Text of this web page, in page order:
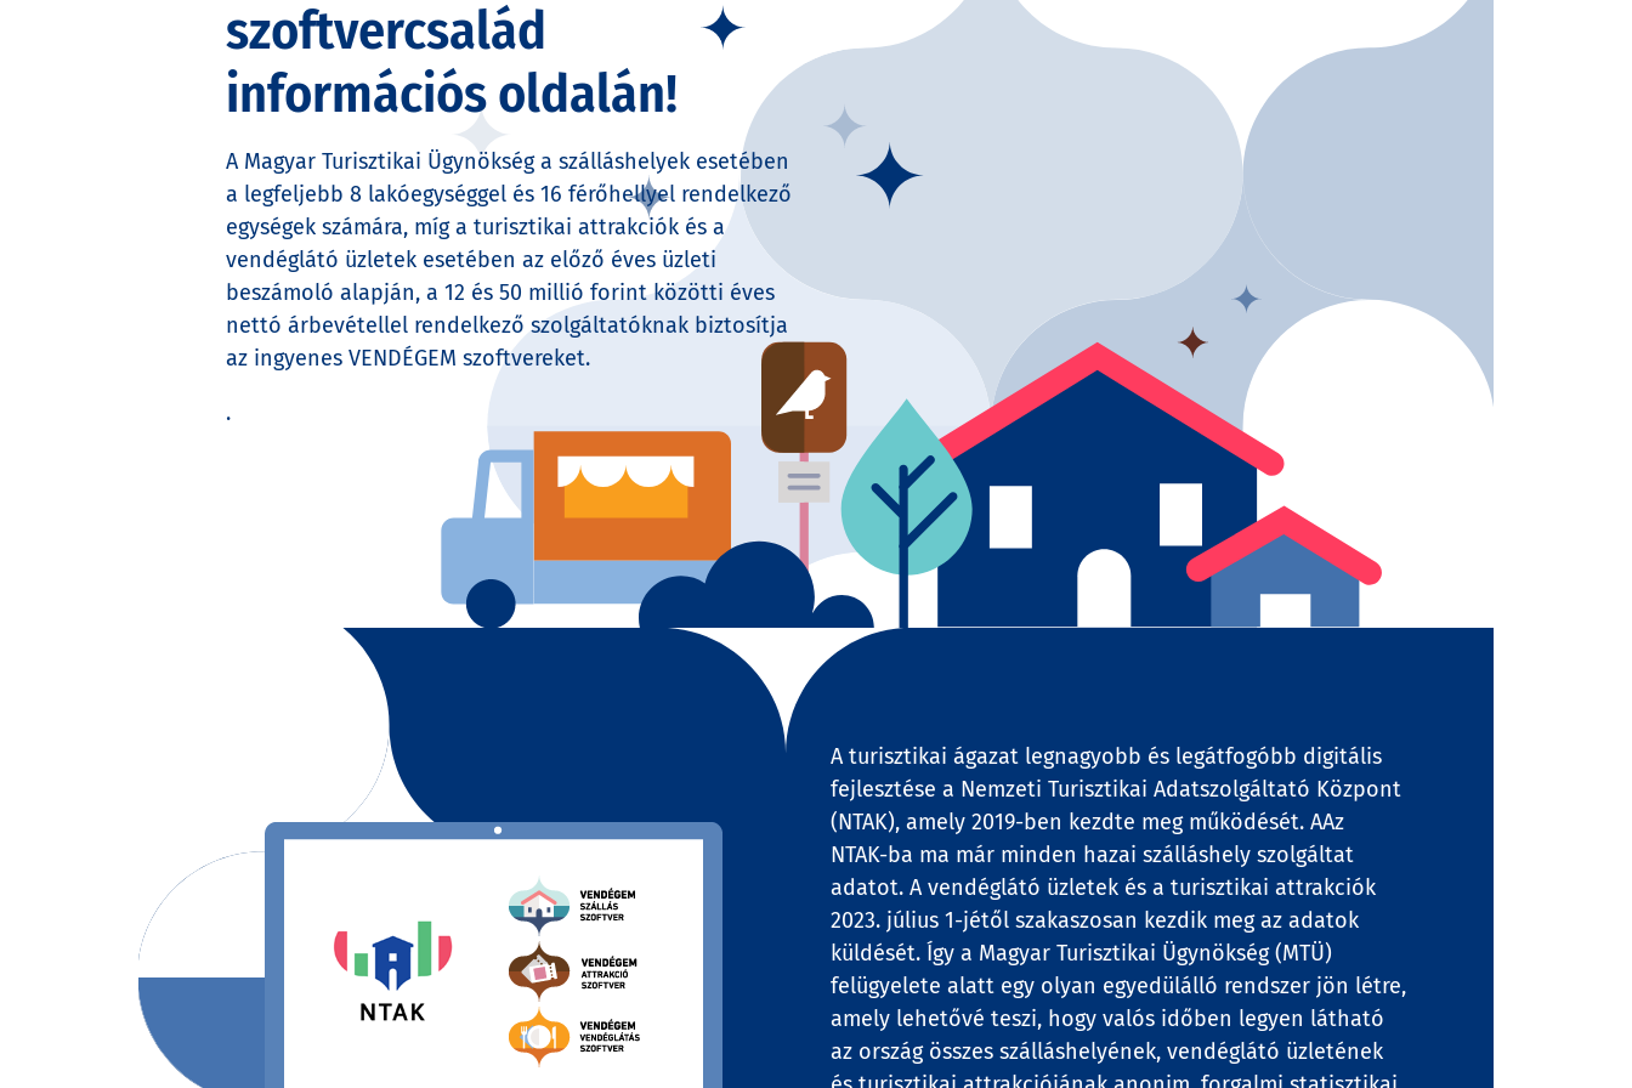
szoftvercsalád
információs oldalán!
A Magyar Turisztikai Ügynökség a szálláshelyek esetében
a legfeljebb 8 lakóegységgel és 16 férőhellyel rendelkező
egységek számára, míg a turisztikai attrakciók és a
vendéglátó üzletek esetében az előző éves üzleti
beszámoló alapján, a 12 és 50 millió forint közötti éves
nettó árbevétellel rendelkező szolgáltatóknak biztosítja
az ingyenes VENDÉGEM szoftvereket.
.
A turisztikai ágazat legnagyobb és legátfogóbb digitális
fejlesztése a Nemzeti Turisztikai Adatszolgáltató Központ
(NTAK), amely 2019-ben kezdte meg működését. AAz
NTAK-ba ma már minden hazai szálláshely szolgáltat
adatot. A vendéglátó üzletek és a turisztikai attrakciók
2023. július 1-jétől szakaszosan kezdik meg az adatok
küldését. Így a Magyar Turisztikai Ügynökség (MTÜ)
felügyelete alatt egy olyan egyedülálló rendszer jön létre,
amely lehetővé teszi, hogy valós időben legyen látható
az ország összes szálláshelyének, vendéglátó üzletének